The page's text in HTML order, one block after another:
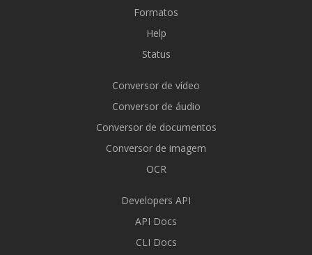
Formatos
Help
Status
Conversor de vídeo
Conversor de áudio
Conversor de documentos
Conversor de imagem
OCR
Developers API
API Docs
CLI Docs